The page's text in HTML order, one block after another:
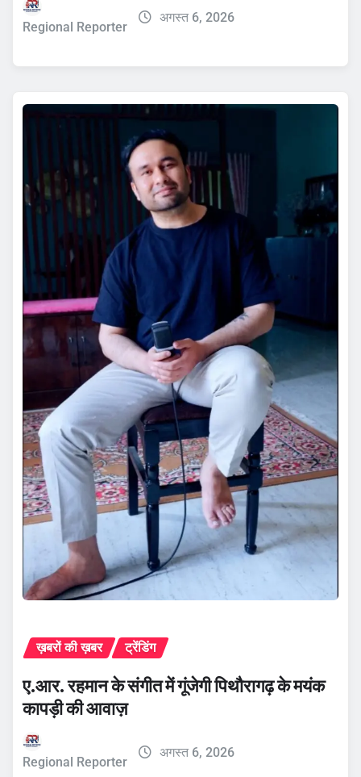
Regional Reporter
अगस्त 6, 2026
ख़बरों की ख़बर ट्रेंडिंग
ए.आर. रहमान के संगीत में गूंजेगी पिथौरागढ़ के मयंक
कापड़ी की आवाज़
Regional Reporter
अगस्त 6, 2026